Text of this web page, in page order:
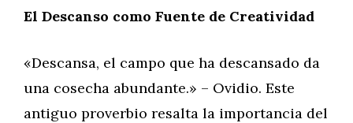
El Descanso como Fuente de Creatividad
«Descansa, el campo que ha descansado da
una cosecha abundante.» – Ovidio. Este
antiguo proverbio resalta la importancia del